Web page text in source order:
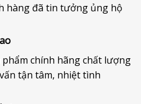
hàng đã tin tưởng ủng hộ
chính hãng chất lượng
tận tâm, nhiệt tình